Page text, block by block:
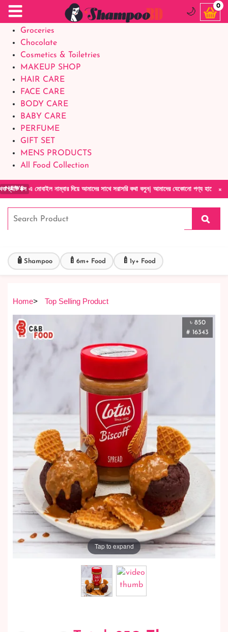
Food Supplements
Baby Foods
Groceries
Chocolate
Cosmetics & Toiletries
MAKEUP SHOP
HAIR CARE
FACE CARE
BODY CARE
BABY CARE
PERFUME
GIFT SET
MENS PRODUCTS
All Food Collection
×
NEWSনাম্বার দিয়ে আমাদের সাথে সরাসরি কথা বলুন| আমাদের যেকোনো পণ্য হাতে নিয়ে দেখে টাকা
🌙
0
🧴 Shampoo 🍼 6m+ Food 🍼 1y+ Food
Home> Top Selling Product
৳ 850
# 16343
Tap to expand